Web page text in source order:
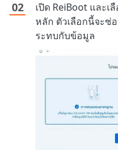
เปิด ReiBoot และ
หลัก ตัวเลือกนี้จะซ่
ระทบกับข้อมูล